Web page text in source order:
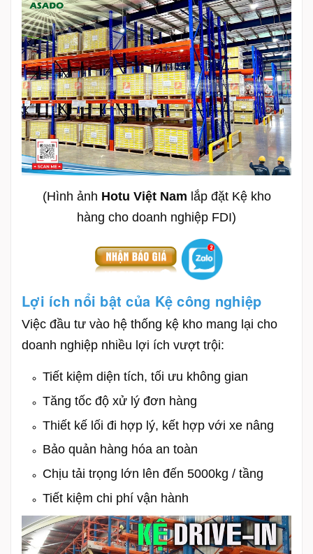
(Hình ảnh Hotu Việt Nam lắp đặt Kệ kho
hàng cho doanh nghiệp FDI)
Lợi ích nổi bật của Kệ công nghiệp
Việc đầu tư vào hệ thống kệ kho mang lại cho
doanh nghiệp nhiều lợi ích vượt trội:
Tiết kiệm diện tích, tối ưu không gian
Tăng tốc độ xử lý đơn hàng
Thiết kế lối đi hợp lý, kết hợp với xe nâng
Bảo quản hàng hóa an toàn
Chịu tải trọng lớn lên đến 5000kg / tầng
Tiết kiệm chi phí vận hành